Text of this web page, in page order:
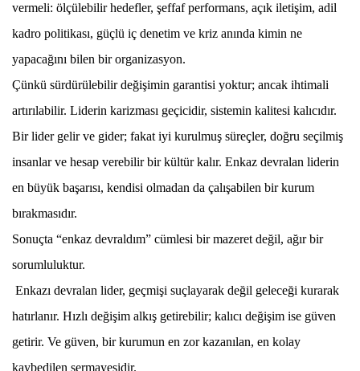
vermeli: ölçülebilir hedefler, şeffaf performans, açık iletişim, adil
kadro politikası, güçlü iç denetim ve kriz anında kimin ne
yapacağını bilen bir organizasyon.
Çünkü sürdürülebilir değişimin garantisi yoktur; ancak ihtimali
artırılabilir. Liderin karizması geçicidir, sistemin kalitesi kalıcıdır.
Bir lider gelir ve gider; fakat iyi kurulmuş süreçler, doğru seçilmiş
insanlar ve hesap verebilir bir kültür kalır. Enkaz devralan liderin
en büyük başarısı, kendisi olmadan da çalışabilen bir kurum
bırakmasıdır.
Sonuçta “enkaz devraldım” cümlesi bir mazeret değil, ağır bir
sorumluluktur.
Enkazı devralan lider, geçmişi suçlayarak değil geleceği kurarak
hatırlanır. Hızlı değişim alkış getirebilir; kalıcı değişim ise güven
getirir. Ve güven, bir kurumun en zor kazanılan, en kolay
kaybedilen sermayesidir.